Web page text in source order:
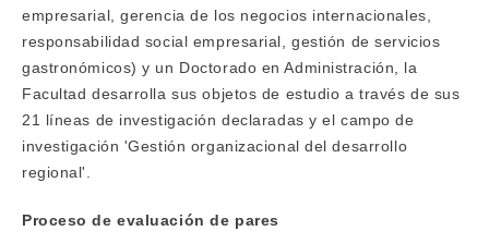
empresarial, gerencia de los negocios internacionales,
responsabilidad social empresarial, gestión de servicios
gastronómicos) y un Doctorado en Administración, la
Facultad desarrolla sus objetos de estudio a través de sus
21 líneas de investigación declaradas y el campo de
investigación 'Gestión organizacional del desarrollo
regional'.
Proceso de evaluación de pares